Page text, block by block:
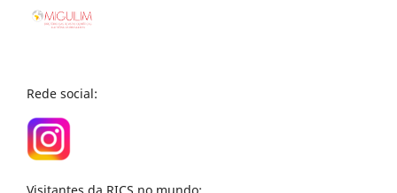
Rede social: